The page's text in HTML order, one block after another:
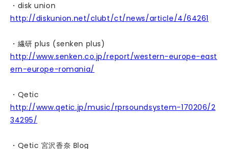
・disk union
http://diskunion.net/clubt/ct/news/article/4/64261
・繊研 plus (senken plus)
http://www.senken.co.jp/report/western-europe-east
ern-europe-romania/
・Qetic
http://www.qetic.jp/music/rprsoundsystem-170206/2
34295/
・Qetic 宮沢香奈 Blog